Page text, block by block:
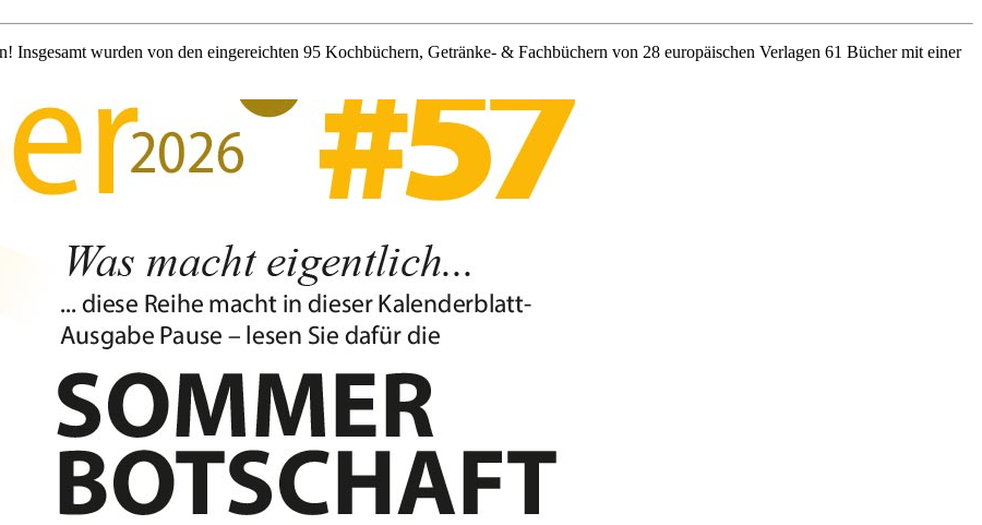
Insgesamt wurden von den eingereichten 95 Kochbüchern, Getränke- & Fachbüchern von 28 europäischen Verlagen 61 Bücher mit einer